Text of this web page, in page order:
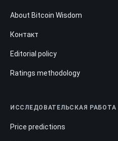
About Bitcoin Wisdom
Контакт
Editorial policy
Ratings methodology
ИССЛЕДОВАТЕЛЬСКАЯ РАБОТА
Price predictions